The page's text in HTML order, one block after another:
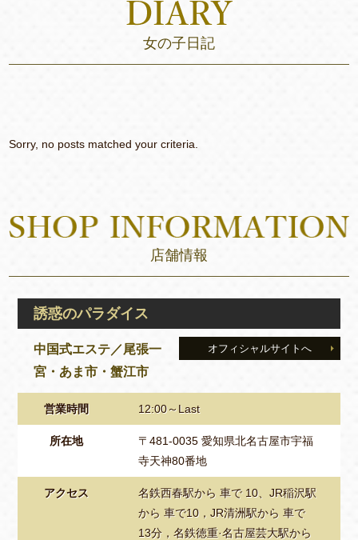
女の子日記
Sorry, no posts matched your criteria.
店舗情報
誘惑のパラダイス
オフィシャルサイトへ
中国式エステ／尾張一
宮・あま市・蟹江市
営業時間 12:00～Last
所在地
〒481-0035 愛知県北名古屋市宇福
寺天神80番地
アクセス
名鉄西春駅から 車で 10、JR稲沢駅
から 車で10，JR清洲駅から 車で
13分，名鉄徳重·名古屋芸大駅から